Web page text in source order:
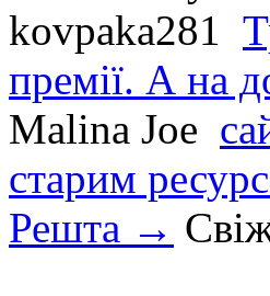
kovpaka281
премії. А на
Malina Joe
старим
Решта →